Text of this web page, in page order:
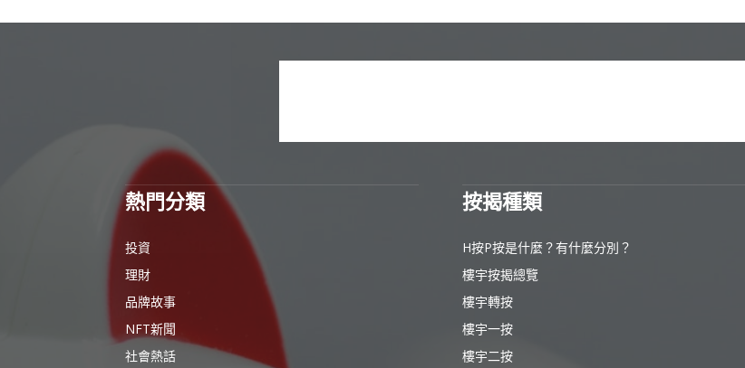
熱門分類
投資
理財
品牌故事
NFT新聞
社會熱話
按揭種類
H按P按是什麼？有什麼分別？
樓宇按揭總覽
樓宇轉按
樓宇一按
樓宇二按